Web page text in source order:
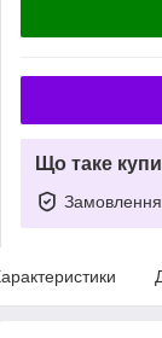
Що таке
Замовлення